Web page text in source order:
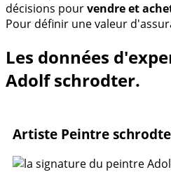
décisions pourvendre et
Pour définir une valeur
Les données
Adolf schrodter.
Artiste Peintre